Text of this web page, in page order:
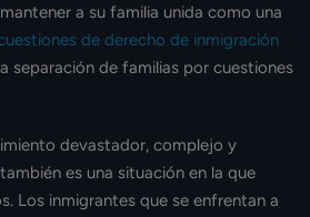
a su familia unida como una
de derecho de inmigración
separación de familias por cuestiones
devastador, complejo y
es una situación en la que
Los inmigrantes que se enfrentan a